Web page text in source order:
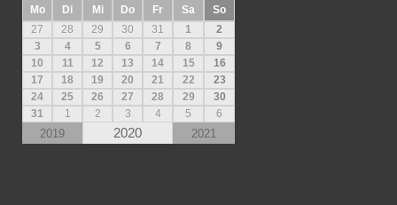
Mo Di Mi Do Fr Sa
So
27
28 29 30 31 1
2
3
4 5 6 7 8
9
10
11 12 13 14 15
16
17
18 19 20 21 22
23
24
25 26 27 28 29
30
31
1 2 3 4 5 6
2019 2020 2021